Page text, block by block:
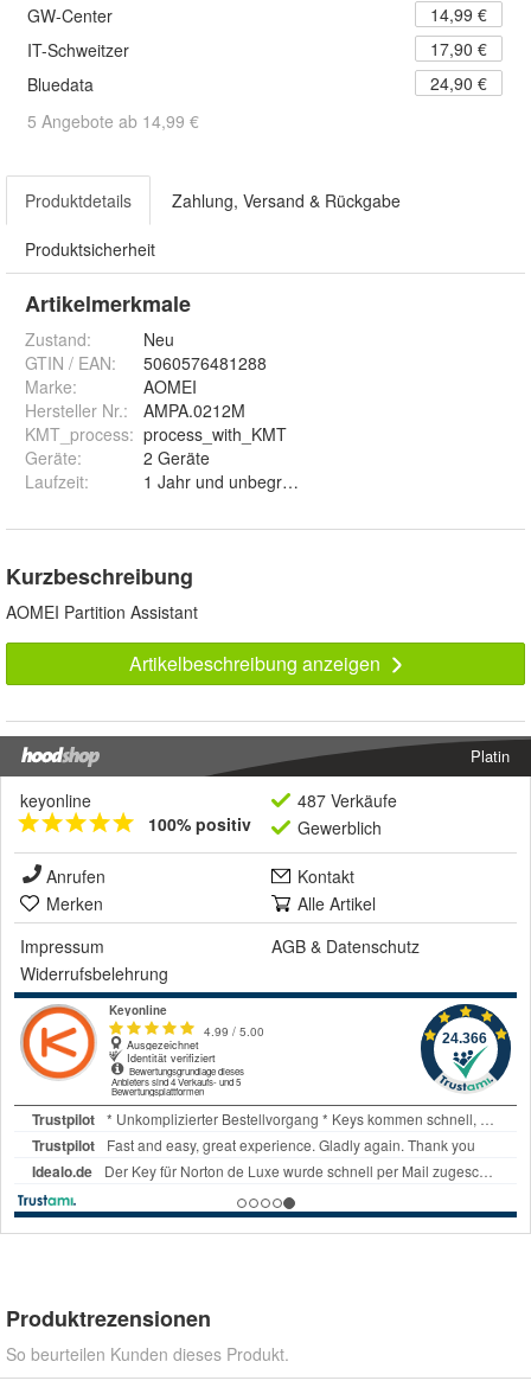
GW-Center
14,99 €
IT-Schweitzer
17,90 €
Bluedata
24,90 €
5 Angebote ab 14,99 €
Produktdetails Zahlung, Versand & Rückgabe
Produktsicherheit
Artikelmerkmale
Zustand:
Neu
GTIN / EAN:
5060576481288
Marke:
AOMEI
Hersteller Nr.:
AMPA.0212M
KMT_process: process_with_KMT
Geräte:
2 Geräte
Laufzeit: 1 Jahr und unbegrenzt
Kurzbeschreibung
AOMEI Partition Assistant
Artikelbeschreibung anzeigen
Platin
keyonline
100% positiv
487 Verkäufe
Gewerblich
Anrufen
Kontakt
Merken
Alle Artikel
Impressum
AGB & Datenschutz
Widerrufsbelehrung
Produktrezensionen
So beurteilen Kunden dieses Produkt.